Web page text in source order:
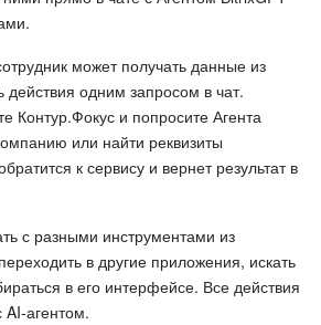
может получать данные из
действия одним запросом в чат.
Контур.Фокус и попросите Агента
или найти реквизиты
к сервису и вернет результат в
с разными инструментами из
в другие приложения, искать
в его интерфейсе. Все действия
агентом.